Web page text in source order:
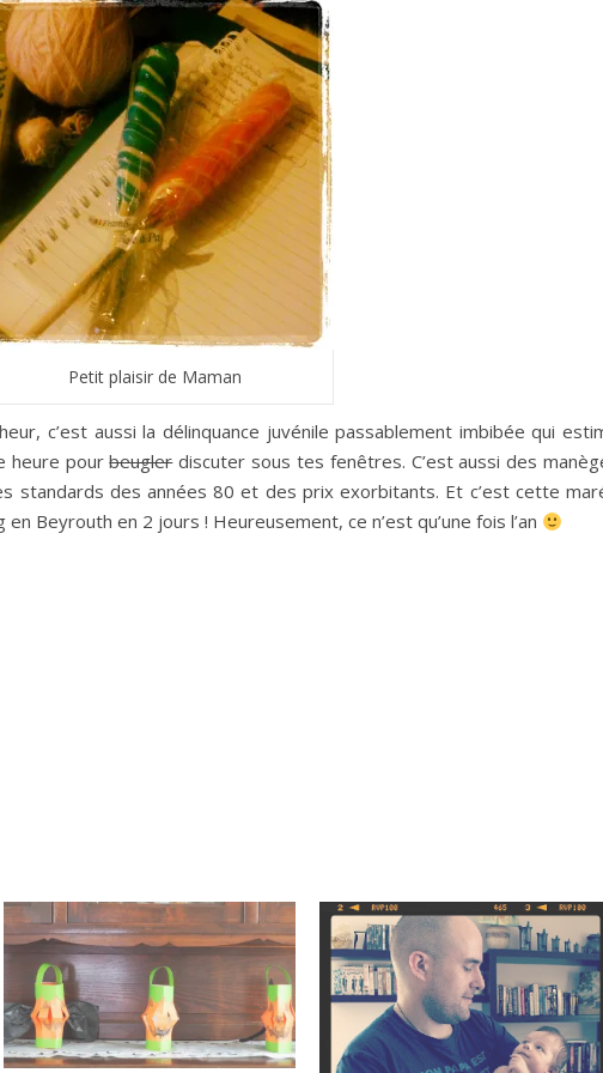
Petit plaisir de Maman
c’est aussi la délinquance juvénile passablement imbibée qui
heure pourbeuglerdiscuter sous tes fenêtres. C’est aussi des
standards des années 80 et des prix exorbitants. Et c’est cette
Beyrouth en 2 jours ! Heureusement, ce n’est qu’une fois l’an